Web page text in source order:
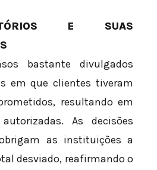
E SUAS
bastante divulgados
em que clientes tiveram
resultando em
As decisões
as instituições a
desviado, reafirmando o